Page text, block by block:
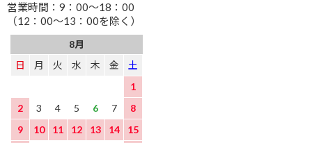
営業時間：9：00～18：00
（12：00～13：00を除く）
8月
日
月 火 水 木 金
土
1
2
3 4 5 6 7
8
9
10 11 12 13 14
15